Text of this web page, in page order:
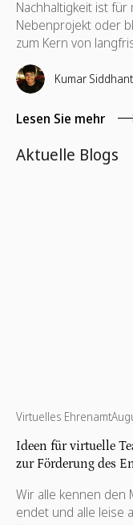
Nachhaltigkeit ist
Nebenprojekt oder
zum Kern von
kennen Corporate
Initiativen und
ein tieferer,
Kumar Siddhant
Lesen Sie mehr
Aktuelle Blogs
Virtuelles Ehrenamt
Ideen für virtuelle
zur Förderung des
Wir alle kennen den
endet und alle leise